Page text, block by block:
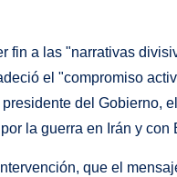
fin a las "narrativas
el "compromiso
del Gobierno,
la guerra en Irán y
que el